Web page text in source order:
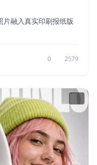
片融入真实印刷报纸版
0 2579